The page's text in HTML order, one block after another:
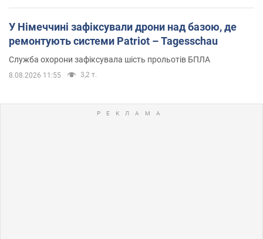
У Німеччині зафіксували дрони над базою, де
ремонтують системи Patriot – Tagesschau
Служба охорони зафіксувала шість прольотів БПЛА
8.08.2026 11:55 3,2 т.